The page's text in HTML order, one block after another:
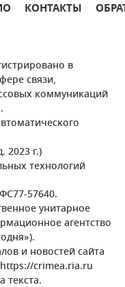
КОНТАКТЫ
в
связи,
коммуникаций
2023 г.)
технологий
57640.
унитарное
агентство
и новостей сайта
crimea.ria.ru
текста.